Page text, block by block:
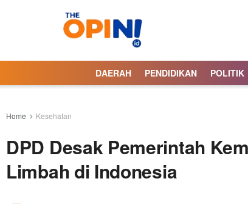
DAERAH PENDIDIKAN POLITIK
Home Kesehatan
DPD Desak Pemerintah
Limbah di Indonesia